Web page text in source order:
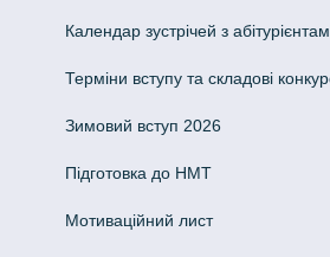
Календар зустрічей з
Терміни вступу та складові
Зимовий вступ 2026
Підготовка до НМТ
Мотиваційний лист